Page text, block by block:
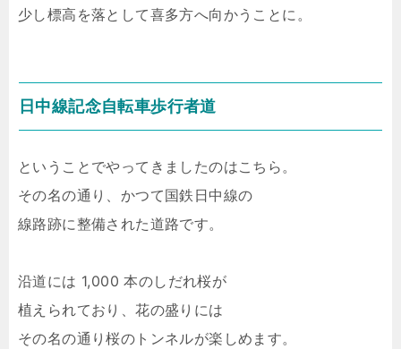
少し標高を落として喜多方へ向かうことに。
日中線記念自転車歩行者道
ということでやってきましたのはこちら。
その名の通り、かつて国鉄日中線の
線路跡に整備された道路です。
沿道には 1,000 本のしだれ桜が
植えられており、花の盛りには
その名の通り桜のトンネルが楽しめます。